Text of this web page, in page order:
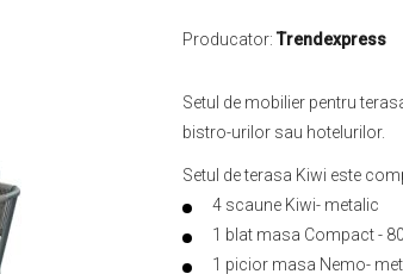
Producator: Trendexpress
Setul de mobilier pentru
bistro-urilor sau hotelurilor.
Setul de terasa Kiwi este
4 scaune Kiwi- metalic
1 blat masa Compact -
1 picior masa Nemo-